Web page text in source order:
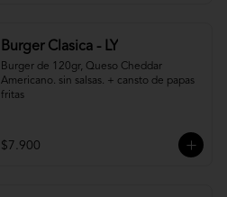
Burger Clasica - LY
Burger de 120gr, Queso Cheddar
Americano. sin salsas. + cansto de papas
fritas
$7.900